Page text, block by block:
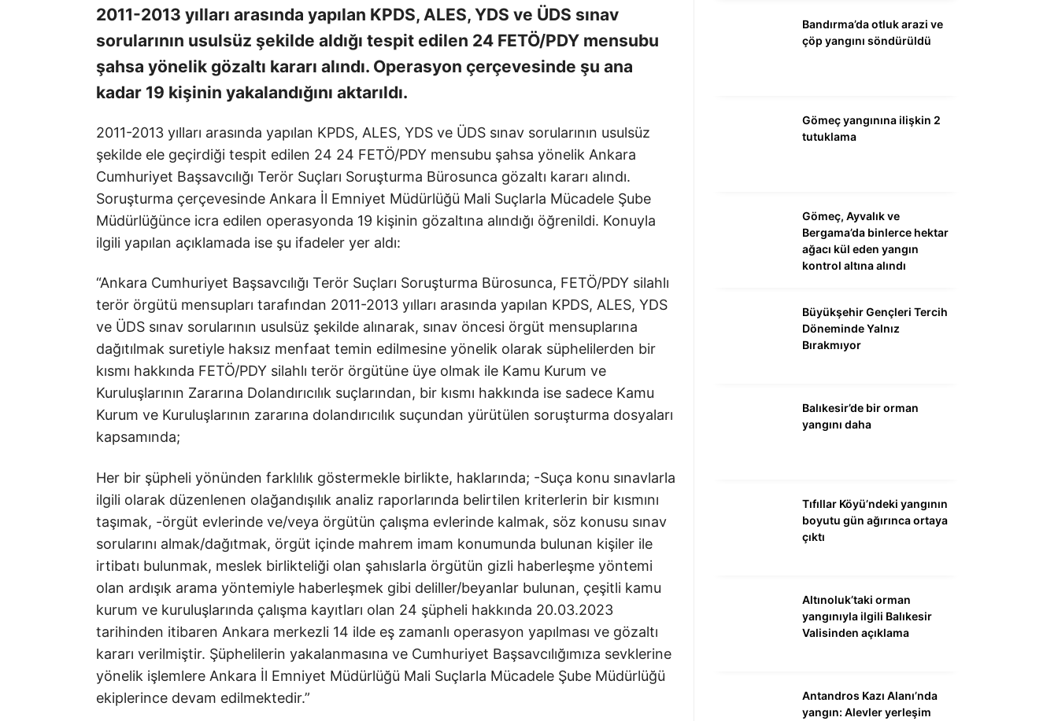
2011-2013 yılları arasında yapılan KPDS, ALES, YDS ve ÜDS sınav
sorularının usulsüz şekilde aldığı tespit edilen 24 FETÖ/PDY mensubu
şahsa yönelik gözaltı kararı alındı. Operasyon çerçevesinde şu ana
kadar 19 kişinin yakalandığını aktarıldı.
2011-2013 yılları arasında yapılan KPDS, ALES, YDS ve ÜDS sınav sorularının usulsüz
şekilde ele geçirdiği tespit edilen 24 24 FETÖ/PDY mensubu şahsa yönelik Ankara
Cumhuriyet Başsavcılığı Terör Suçları Soruşturma Bürosunca gözaltı kararı alındı.
Soruşturma çerçevesinde Ankara İl Emniyet Müdürlüğü Mali Suçlarla Mücadele Şube
Müdürlüğünce icra edilen operasyonda 19 kişinin gözaltına alındığı öğrenildi. Konuyla
ilgili yapılan açıklamada ise şu ifadeler yer aldı:
“Ankara Cumhuriyet Başsavcılığı Terör Suçları Soruşturma Bürosunca, FETÖ/PDY silahlı
terör örgütü mensupları tarafından 2011-2013 yılları arasında yapılan KPDS, ALES, YDS
ve ÜDS sınav sorularının usulsüz şekilde alınarak, sınav öncesi örgüt mensuplarına
dağıtılmak suretiyle haksız menfaat temin edilmesine yönelik olarak süphelilerden bir
kısmı hakkında FETÖ/PDY silahlı terör örgütüne üye olmak ile Kamu Kurum ve
Kuruluşlarının Zararına Dolandırıcılık suçlarından, bir kısmı hakkında ise sadece Kamu
Kurum ve Kuruluşlarının zararına dolandırıcılık suçundan yürütülen soruşturma dosyaları
kapsamında;
Her bir şüpheli yönünden farklılık göstermekle birlikte, haklarında; -Suça konu sınavlarla
ilgili olarak düzenlenen olağandışılık analiz raporlarında belirtilen kriterlerin bir kısmını
taşımak, -örgüt evlerinde ve/veya örgütün çalışma evlerinde kalmak, söz konusu sınav
sorularını almak/dağıtmak, örgüt içinde mahrem imam konumunda bulunan kişiler ile
irtibatı bulunmak, meslek birlikteliği olan şahıslarla örgütün gizli haberleşme yöntemi
olan ardışık arama yöntemiyle haberleşmek gibi deliller/beyanlar bulunan, çeşitli kamu
kurum ve kuruluşlarında çalışma kayıtları olan 24 şüpheli hakkında 20.03.2023
tarihinden itibaren Ankara merkezli 14 ilde eş zamanlı operasyon yapılması ve gözaltı
kararı verilmiştir. Şüphelilerin yakalanmasına ve Cumhuriyet Başsavcılığımıza sevklerine
yönelik işlemlere Ankara İl Emniyet Müdürlüğü Mali Suçlarla Mücadele Şube Müdürlüğü
ekiplerince devam edilmektedir.”
Bandırma’da otluk arazi ve
çöp yangını söndürüldü
Gömeç yangınına ilişkin 2
tutuklama
Gömeç, Ayvalık ve
Bergama’da binlerce hektar
ağacı kül eden yangın
kontrol altına alındı
Büyükşehir Gençleri Tercih
Döneminde Yalnız
Bırakmıyor
Balıkesir’de bir orman
yangını daha
Tıfıllar Köyü’ndeki yangının
boyutu gün ağırınca ortaya
çıktı
Altınoluk’taki orman
yangınıyla ilgili Balıkesir
Valisinden açıklama
Antandros Kazı Alanı’nda
yangın: Alevler yerleşim